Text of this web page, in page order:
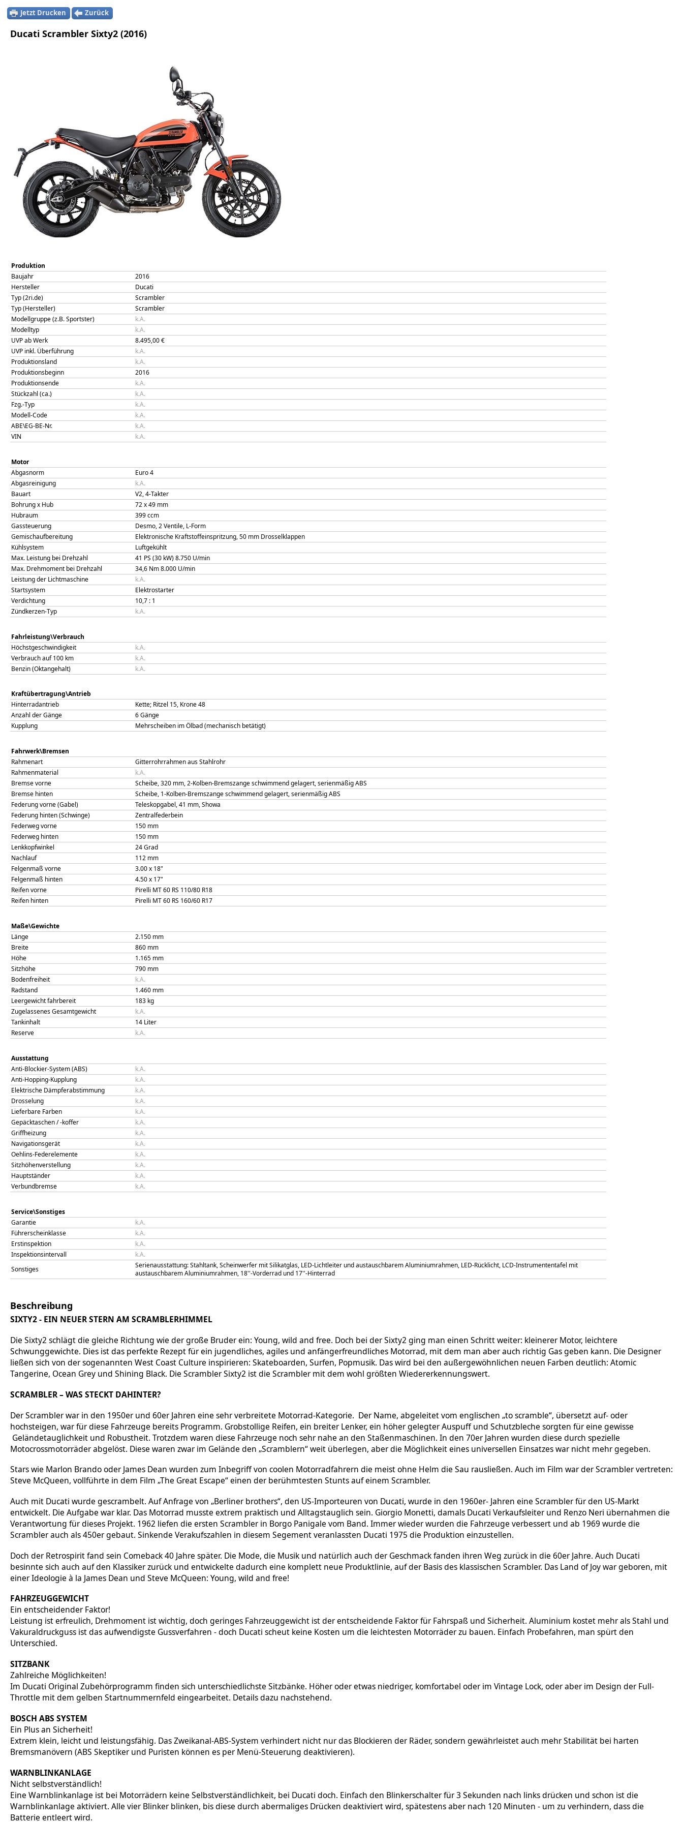
Jetzt Drucken Zurück
Ducati Scrambler Sixty2 (2016)
Produktion
Baujahr
2016
Hersteller
Ducati
Typ (2ri.de)
Scrambler
Typ (Hersteller)
Scrambler
Modellgruppe (z.B. Sportster)
k.A.
Modelltyp
k.A.
UVP ab Werk
8.495,00€
UVP inkl. Überführung
k.A.
Produktionsland
k.A.
Produktionsbeginn
2016
Produktionsende
k.A.
Stückzahl (ca.)
k.A.
Fzg.-Typ
k.A.
Modell-Code
k.A.
ABE\EG-BE-Nr.
k.A.
VIN
k.A.
Motor
Abgasnorm
Euro 4
Abgasreinigung
k.A.
Bauart
V2, 4-Takter
Bohrung x Hub
72x49 mm
Hubraum
399ccm
Gassteuerung
Desmo, 2 Ventile, L-Form
Gemischaufbereitung
Elektronische Kraftstoffeinspritzung, 50 mm Drosselklappen
Kühlsystem
Luftgekühlt
Max. Leistung bei Drehzahl
41 PS (30 kW)8.750 U/min
Max. Drehmoment bei Drehzahl
34,6 Nm8.000 U/min
Leistung der Lichtmaschine
k.A.
Startsystem
Elektrostarter
Verdichtung
10,7 : 1
Zündkerzen-Typ
k.A.
Fahrleistung\Verbrauch
Höchstgeschwindigkeit
k.A.
Verbrauch auf 100 km
k.A.
Benzin (Oktangehalt)
k.A.
Kraftübertragung\Antrieb
Hinterradantrieb
Kette; Ritzel 15, Krone 48
Anzahl der Gänge
6 Gänge
Kupplung
Mehrscheiben im Ölbad (mechanisch betätigt)
Fahrwerk\Bremsen
Rahmenart
Gitterrohrrahmen aus Stahlrohr
Rahmenmaterial
k.A.
Bremse vorne
Scheibe, 320 mm, 2-Kolben-Bremszange schwimmend gelagert, serienmäßig ABS
Bremse hinten
Scheibe, 1-Kolben-Bremszange schwimmend gelagert, serienmäßig ABS
Federung vorne (Gabel)
Teleskopgabel, 41 mm, Showa
Federung hinten (Schwinge)
Zentralfederbein
Federweg vorne
150 mm
Federweg hinten
150 mm
Lenkkopfwinkel
24Grad
Nachlauf
112 mm
Felgenmaß vorne
3.00 x 18"
Felgenmaß hinten
4.50 x 17"
Reifen vorne
Pirelli MT 60 RS 110/80 R18
Reifen hinten
Pirelli MT 60 RS 160/60 R17
Maße\Gewichte
Länge
2.150 mm
Breite
860 mm
Höhe
1.165 mm
Sitzhöhe
790 mm
Bodenfreiheit
k.A.
Radstand
1.460 mm
Leergewicht fahrbereit
183 kg
Zugelassenes Gesamtgewicht
k.A.
Tankinhalt
14 Liter
Reserve
k.A.
Ausstattung
Anti-Blockier-System (ABS)
k.A.
Anti-Hopping-Kupplung
k.A.
Elektrische Dämpferabstimmung
k.A.
Drosselung
k.A.
Lieferbare Farben
k.A.
Gepäcktaschen / -koffer
k.A.
Griffheizung
k.A.
Navigationsgerät
k.A.
Oehlins-Federelemente
k.A.
Sitzhöhenverstellung
k.A.
Hauptständer
k.A.
Verbundbremse
k.A.
Service\Sonstiges
Garantie
k.A.
Führerscheinklasse
k.A.
Erstinspektion
k.A.
Inspektionsintervall
k.A.
Sonstiges
Serienausstattung: Stahltank, Scheinwerfer mit Silikatglas, LED-Lichtleiter und austauschbarem Aluminiumrahmen, LED-Rücklicht, LCD-Instrumententafel mit
austauschbarem Aluminiumrahmen, 18''-Vorderrad und 17''-Hinterrad
Beschreibung
SIXTY2 - EIN NEUER STERN AM SCRAMBLERHIMMEL
Die Sixty2 schlägt die gleiche Richtung wie der große Bruder ein: Young, wild and free. Doch bei der Sixty2 ging man einen Schritt weiter: kleinerer Motor, leichtere
Schwunggewichte. Dies ist das perfekte Rezept für ein jugendliches, agiles und anfängerfreundliches Motorrad, mit dem man aber auch richtig Gas geben kann. Die Designer
ließen sich von der sogenannten West Coast Culture inspirieren: Skateboarden, Surfen, Popmusik. Das wird bei den außergewöhnlichen neuen Farben deutlich: Atomic
Tangerine, Ocean Grey und Shining Black. Die Scrambler Sixty2 ist die Scrambler mit dem wohl größten Wiedererkennungswert.
SCRAMBLER – WAS STECKT DAHINTER?
Der Scrambler war in den 1950er und 60er Jahren eine sehr verbreitete Motorrad-Kategorie. Der Name, abgeleitet vom englischen „to scramble“, übersetzt auf- oder
hochsteigen, war für diese Fahrzeuge bereits Programm. Grobstollige Reifen, ein breiter Lenker, ein höher gelegter Auspuff und Schutzbleche sorgten für eine gewisse
Geländetauglichkeit und Robustheit. Trotzdem waren diese Fahrzeuge noch sehr nahe an den Staßenmaschinen. In den 70er Jahren wurden diese durch spezielle
Motocrossmotorräder abgelöst. Diese waren zwar im Gelände den „Scramblern“ weit überlegen, aber die Möglichkeit eines universellen Einsatzes war nicht mehr gegeben.
Stars wie Marlon Brando oder James Dean wurden zum Inbegriff von coolen Motorradfahrern die meist ohne Helm die Sau rausließen. Auch im Film war der Scrambler vertreten:
Steve McQueen, vollführte in dem Film „The Great Escape“ einen der berühmtesten Stunts auf einem Scrambler.
Auch mit Ducati wurde gescrambelt. Auf Anfrage von „Berliner brothers“, den US-Importeuren von Ducati, wurde in den 1960er- Jahren eine Scrambler für den US-Markt
entwickelt. Die Aufgabe war klar. Das Motorrad musste extrem praktisch und Alltagstauglich sein. Giorgio Monetti, damals Ducati Verkaufsleiter und Renzo Neri übernahmen die
Verantwortung für dieses Projekt. 1962 liefen die ersten Scrambler in Borgo Panigale vom Band. Immer wieder wurden die Fahrzeuge verbessert und ab 1969 wurde die
Scrambler auch als 450er gebaut. Sinkende Verakufszahlen in diesem Segement veranlassten Ducati 1975 die Produktion einzustellen.
Doch der Retrospirit fand sein Comeback 40 Jahre später. Die Mode, die Musik und natürlich auch der Geschmack fanden ihren Weg zurück in die 60er Jahre. Auch Ducati
besinnte sich auch auf den Klassiker zurück und entwickelte dadurch eine komplett neue Produktlinie, auf der Basis des klassischen Scrambler. Das Land of Joy war geboren, mit
einer Ideologie à la James Dean und Steve McQueen: Young, wild and free!
FAHRZEUGGEWICHT
Ein entscheidender Faktor!
Leistung ist erfreulich, Drehmoment ist wichtig, doch geringes Fahrzeuggewicht ist der entscheidende Faktor für Fahrspaß und Sicherheit. Aluminium kostet mehr als Stahl und
Vakuraldruckguss ist das aufwendigste Gussverfahren - doch Ducati scheut keine Kosten um die leichtesten Motorräder zu bauen. Einfach Probefahren, man spürt den
Unterschied.
SITZBANK
Zahlreiche Möglichkeiten!
Im Ducati Original Zubehörprogramm finden sich unterschiedlichste Sitzbänke. Höher oder etwas niedriger, komfortabel oder im Vintage Lock, oder aber im Design der Full-
Throttle mit dem gelben Startnummernfeld eingearbeitet. Details dazu nachstehend.
BOSCH ABS SYSTEM
Ein Plus an Sicherheit!
Extrem klein, leicht und leistungsfähig. Das Zweikanal-ABS-System verhindert nicht nur das Blockieren der Räder, sondern gewährleistet auch mehr Stabilität bei harten
Bremsmanövern (ABS Skeptiker und Puristen können es per Menü-Steuerung deaktivieren).
WARNBLINKANLAGE
Nicht selbstverständlich!
Eine Warnblinkanlage ist bei Motorrädern keine Selbstverständlichkeit, bei Ducati doch. Einfach den Blinkerschalter für 3 Sekunden nach links drücken und schon ist die
Warnblinkanlage aktiviert. Alle vier Blinker blinken, bis diese durch abermaliges Drücken deaktiviert wird, spätestens aber nach 120 Minuten - um zu verhindern, dass die
Batterie entleert wird.